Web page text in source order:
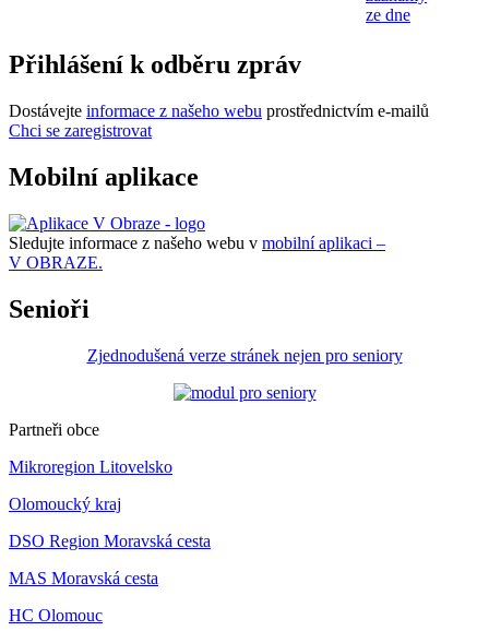
ze dne
Přihlášení k odběru zpráv
Dostávejte informace z našeho webu prostřednictvím e-mailů
Chci se zaregistrovat
Mobilní aplikace
Sledujte informace z našeho webu v mobilní aplikaci –
V OBRAZE.
Senioři
Zjednodušená verze stránek nejen pro seniory
Partneři obce
Mikroregion Litovelsko
Olomoucký kraj
DSO Region Moravská cesta
MAS Moravská cesta
HC Olomouc